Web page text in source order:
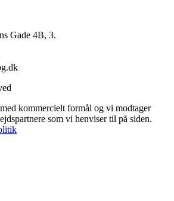
Gade 4B, 3.
kommercielt formål og vi modtager
som vi henviser til på siden.